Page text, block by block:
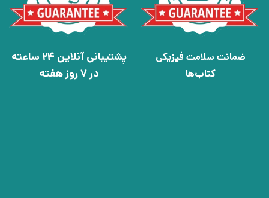
ضمانت سلامت فیزیکی
کتاب‌ها
پشتیبانی آنلاین 24 ساعته
در 7 روز هفته